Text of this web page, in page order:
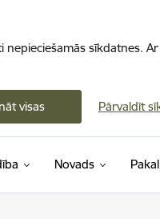
sīkdatnes.
visas Pārvaldīt
Novads